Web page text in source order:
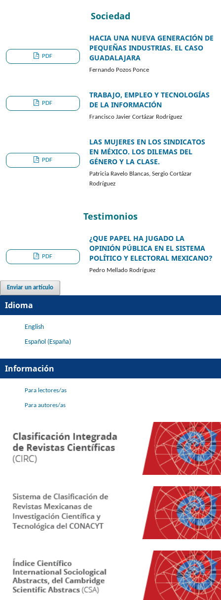
Sociedad
HACIA UNA NUEVA GENERACIÓN DE
PEQUEÑAS INDUSTRIAS. EL CASO
GUADALAJARA
Fernando Pozos Ponce
PDF
TRABAJO, EMPLEO Y TECNOLOGÍAS
DE LA INFORMACIÓN
Francisco Javier Cortázar Rodríguez
PDF
LAS MUJERES EN LOS SINDICATOS
EN MÉXICO. LOS DILEMAS DEL
GÉNERO Y LA CLASE.
Patricia Ravelo Blancas, Sergio Cortázar
Rodríguez
PDF
Testimonios
¿QUE PAPEL HA JUGADO LA
OPINIÓN PÚBLICA EN EL SISTEMA
POLÍTICO Y ELECTORAL MEXICANO?
Pedro Mellado Rodríguez
PDF
Enviar un artículo
Idioma
English
Español (España)
Información
Para lectores/as
Para autores/as